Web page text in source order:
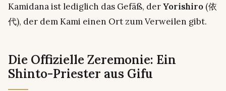
Kamidana ist lediglich das Gefäß, derYorishiro (依
代), der dem Kami einen Ort zum Verweilen gibt.
Die Offizielle Zeremonie: Ein
Shinto-Priester aus Gifu